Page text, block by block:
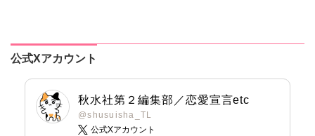
公式Xアカウント
秋水社第２編集部／恋愛宣言etc
@shusuisha_TL
公式Xアカウント